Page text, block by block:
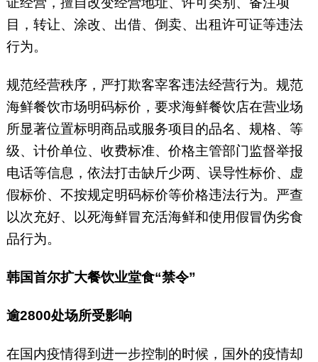
目，转让、涂改、出借、倒卖、出租许可证等违法
行为。
规范经营秩序，严打欺客宰客违法经营行为。规范
海鲜餐饮市场明码标价，要求海鲜餐饮店在营业场
所显著位置标明商品或服务项目的品名、规格、等
级、计价单位、收费标准、价格主管部门监督举报
电话等信息，依法打击缺斤少两、误导性标价、虚
假标价、不按规定明码标价等价格违法行为。严查
以次充好、以死海鲜冒充活海鲜和使用假冒伪劣食
品行为。
韩国首尔扩大餐饮业堂食“禁令”
逾2800处场所受影响
在国内疫情得到进一步控制的时候，国外的疫情却